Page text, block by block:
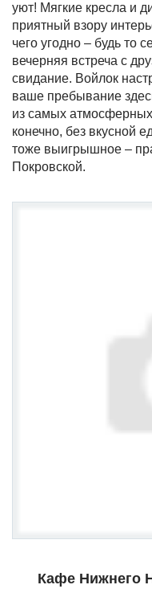
уют! Мягкие кресла и
приятный взору
чего угодно – будь то
вечерняя встреча с
свидание. Войлок
ваше пребывание
из самых
конечно, без вкусной
тоже выигрышное –
Покровской.
Кафе Нижнего